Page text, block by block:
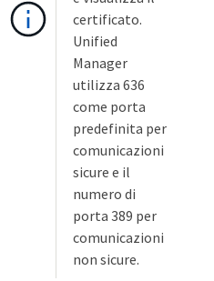
certificato.
Unified
Manager
utilizza 636
come porta
predefinita per
comunicazioni
sicure e il
numero di
porta 389 per
comunicazioni
non sicure.